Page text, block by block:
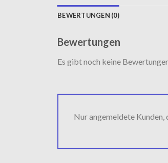
BEWERTUNGEN (0)
Bewertungen
Es gibt noch keine
Nur angemeldete